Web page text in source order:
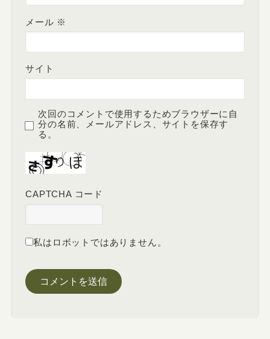
メール ※
サイト
次回のコメントで使用するためブラウザーに自
分の名前、メールアドレス、サイトを保存す
る。
CAPTCHA コード
私はロボットではありません。